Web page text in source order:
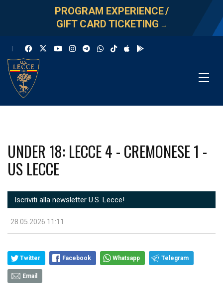
PROGRAM EXPERIENCE/
GIFT CARD TICKETING →
UNDER 18: LECCE 4 - CREMONESE 1 -
US LECCE
Iscriviti alla newsletter U.S. Lecce!
28.05.2026 11:11
Twitter Facebook Whatsapp Telegram
Email